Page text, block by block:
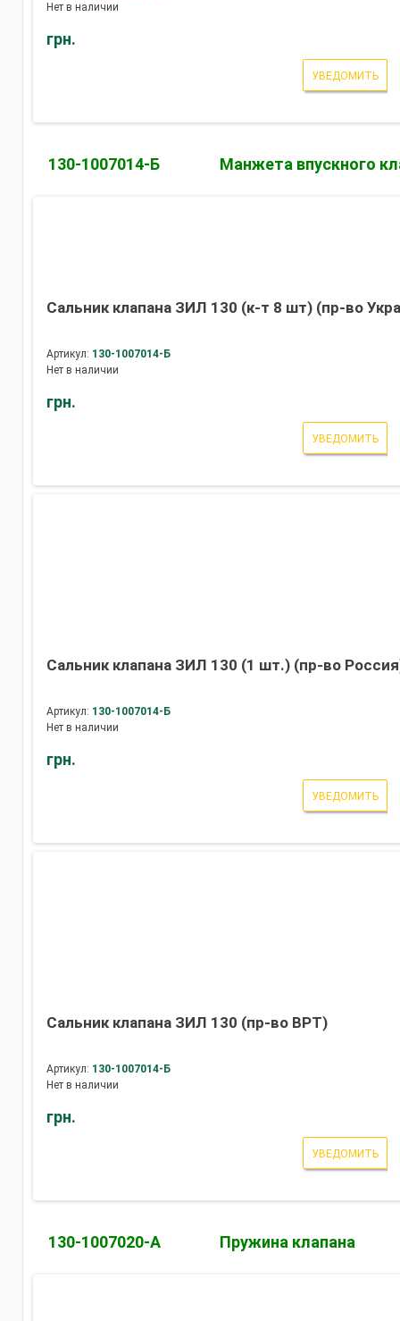
Нет в наличии
грн.
УВЕДОМИТЬ
130-1007014-Б Манжета впускного
Сальник клапана ЗИЛ 130 (к-т 8 шт) (пр-во
Артикул: 130-1007014-Б
Нет в наличии
грн.
УВЕДОМИТЬ
Сальник клапана ЗИЛ 130 (1 шт.) (пр-во
Артикул: 130-1007014-Б
Нет в наличии
грн.
УВЕДОМИТЬ
Сальник клапана ЗИЛ 130 (пр-во ВРТ)
Артикул: 130-1007014-Б
Нет в наличии
грн.
УВЕДОМИТЬ
130-1007020-А Пружина клапана